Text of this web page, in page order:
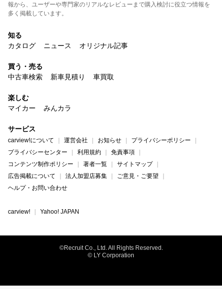
報から、ユーザーや専門家のリアルなレビューまで購入検討に役立つ情報を
多く掲載しています。
知る
カタログ
ニュース オリジナル記事
買う・売る
中古車検索
新車見積り 車買取
楽しむ
マイカー
みんカラ
サービス
carview!について 運営会社 お知らせ
プライバシーポリシー
プライバシーセンター
利用規約
免責事項
コンテンツ制作ポリシー
著者一覧
サイトマップ
広告掲載について
法人加盟店募集
ご意見・ご要望
ヘルプ・お問い合わせ
carview! Yahoo! JAPAN
©Recruit Co., Ltd. All Rights Reserved.
© LY Corporation